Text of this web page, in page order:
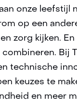
onze leefstijl
op een
zorg kijken.
combineren. Bij
technische
keuzes te
en meer